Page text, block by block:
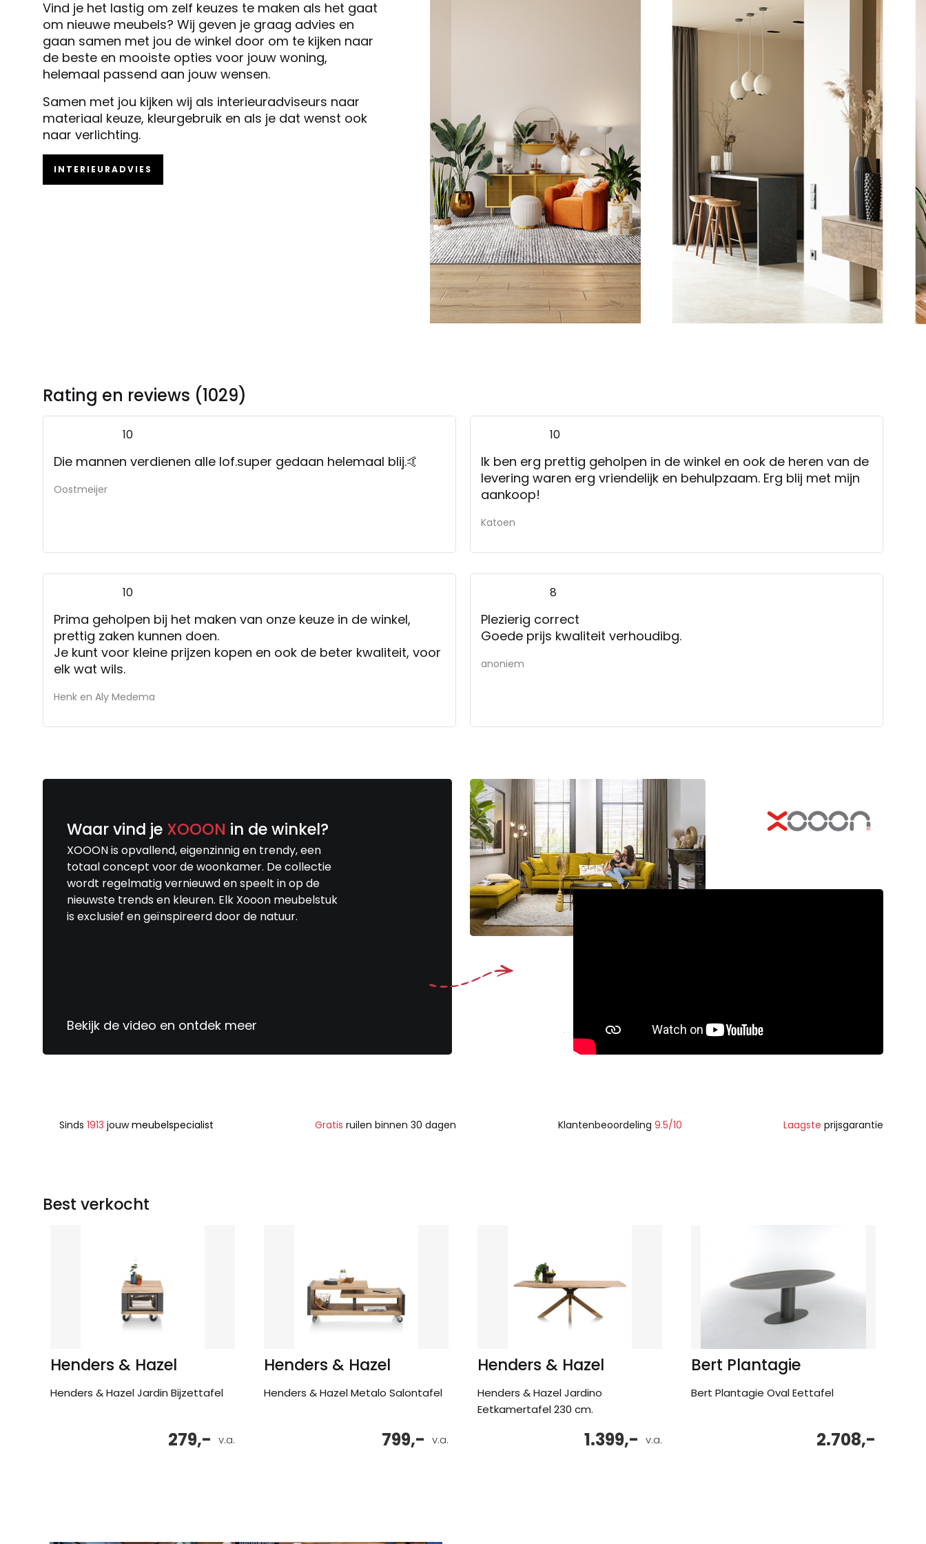
Vind je het lastig om zelf keuzes te maken als het gaat
om nieuwe meubels? Wij geven je graag advies en
gaan samen met jou de winkel door om te kijken naar
de beste en mooiste opties voor jouw woning,
helemaal passend aan jouw wensen.
Samen met jou kijken wij als interieuradviseurs naar
materiaal keuze, kleurgebruik en als je dat wenst ook
naar verlichting.
INTERIEURADVIES
Rating en reviews (1029)
10
Die mannen verdienen alle lof.super gedaan helemaal blij.🤙
Oostmeijer
10
Ik ben erg prettig geholpen in de winkel en ook de heren van de
levering waren erg vriendelijk en behulpzaam. Erg blij met mijn
aankoop!
Katoen
10
Prima geholpen bij het maken van onze keuze in de winkel,
prettig zaken kunnen doen.
Je kunt voor kleine prijzen kopen en ook de beter kwaliteit, voor
elk wat wils.
Henk en Aly Medema
8
Plezierig correct
Goede prijs kwaliteit verhoudibg.
anoniem
Waar vind je XOOON in de winkel?
XOOON is opvallend, eigenzinnig en trendy, een
totaal concept voor de woonkamer. De collectie
wordt regelmatig vernieuwd en speelt in op de
nieuwste trends en kleuren. Elk Xooon meubelstuk
is exclusief en geïnspireerd door de natuur.
Bekijk de video en ontdek meer
Sinds 1913 jouwmeubelspecialist Gratis ruilen binnen 30 dagen Klantenbeoordeling 9.5/10 Laagste prijsgarantie
Best verkocht
Henders & Hazel
Henders & Hazel Jardin Bijzettafel
v.a.
279,-
Henders & Hazel
Henders & Hazel Metalo Salontafel
v.a.
799,-
Henders & Hazel
Henders & Hazel Jardino
Eetkamertafel 230 cm.
v.a.
1.399,-
Bert Plantagie
Bert Plantagie Oval Eettafel
2.708,-